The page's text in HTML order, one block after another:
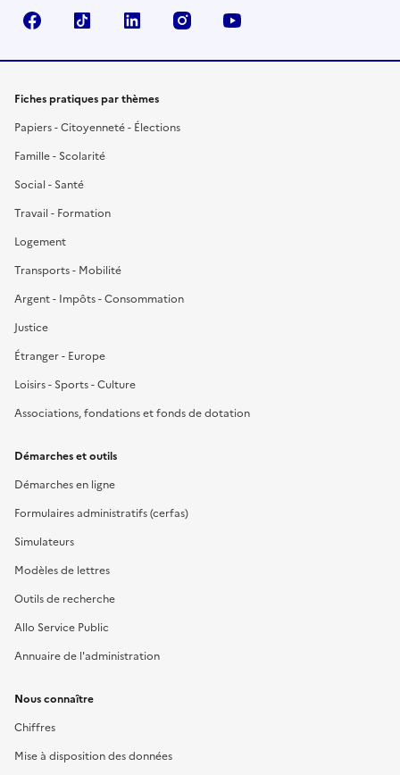
FacebookTikTok LinkedIn Instagram
Fiches pratiques par thèmes
Papiers - Citoyenneté - Élections
Famille - Scolarité
Social - Santé
Travail - Formation
Logement
Transports - Mobilité
Argent - Impôts - Consommation
Justice
Étranger - Europe
Loisirs - Sports - Culture
Associations, fondations et fonds de dotation
Démarches et outils
Démarches en ligne
Formulaires administratifs (cerfas)
Simulateurs
Modèles de lettres
Outils de recherche
Allo Service Public
Annuaire de l'administration
Nous connaître
Chiffres
Mise à disposition des données